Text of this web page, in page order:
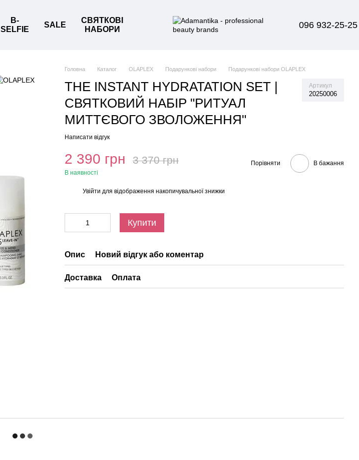
B-
SELFIE
SALE
СВЯТКОВІ
НАБОРИ
096 932-25-25
Головна Каталог OLAPLEX Подарункові набори Подарункові набори OLAPLEX
THE INSTANT HYDRATATION SET |
СВЯТКОВИЙ НАБІР "РИТУАЛ
МИТТЄВОГО ЗВОЛОЖЕННЯ"
Артикул
20250006
Написати відгук
2 390 грн 3 370 грн
В наявності
Порівняти В бажання
Увійти для відображення накопичувальної знижки
Купити
Опис Новий відгук або коментар
Доставка Оплата